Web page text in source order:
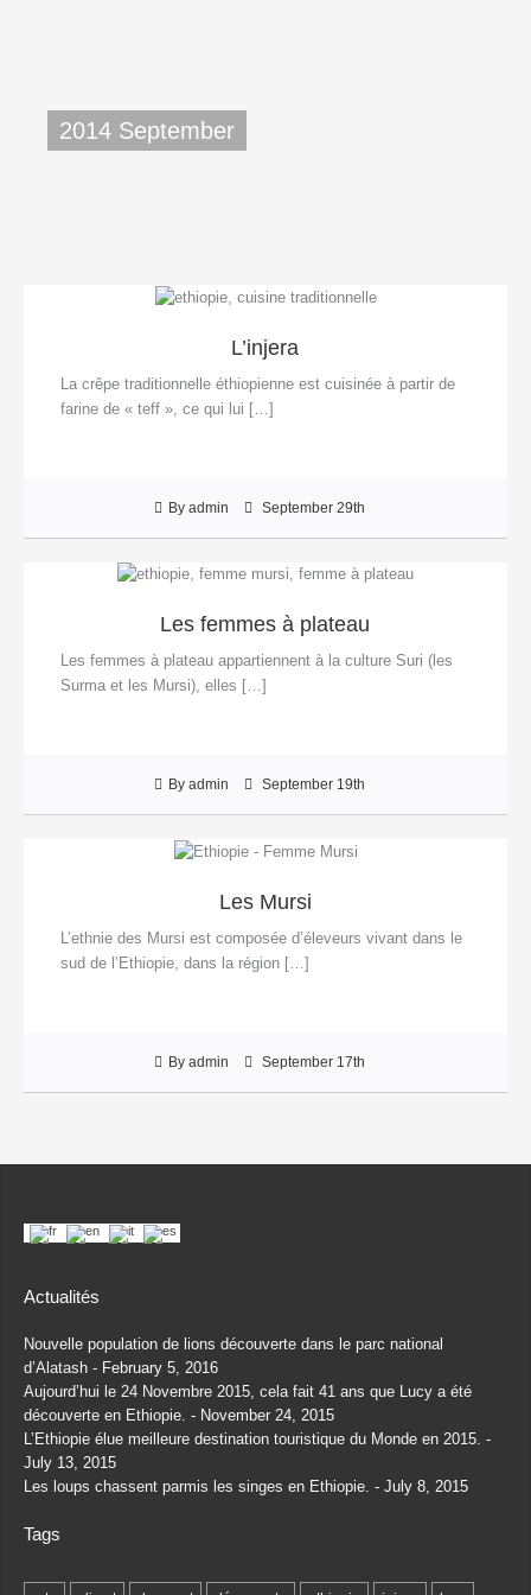
2014 September
L’injera
La crêpe traditionnelle éthiopienne est cuisinée à partir de
farine de « teff », ce qui lui […]
By admin September 29th
Les femmes à plateau
Les femmes à plateau appartiennent à la culture Suri (les
Surma et les Mursi), elles […]
By admin September 19th
Les Mursi
L’ethnie des Mursi est composée d’éleveurs vivant dans le
sud de l’Ethiopie, dans la région […]
By admin September 17th
Actualités
Nouvelle population de lions découverte dans le parc national
d’Alatash
February 5, 2016
Aujourd’hui le 24 Novembre 2015, cela fait 41 ans que Lucy a été
découverte en Ethiopie.
November 24, 2015
L’Ethiopie élue meilleure destination touristique du Monde en 2015.
July 13, 2015
Les loups chassent parmis les singes en Ethiopie.
July 8, 2015
Tags